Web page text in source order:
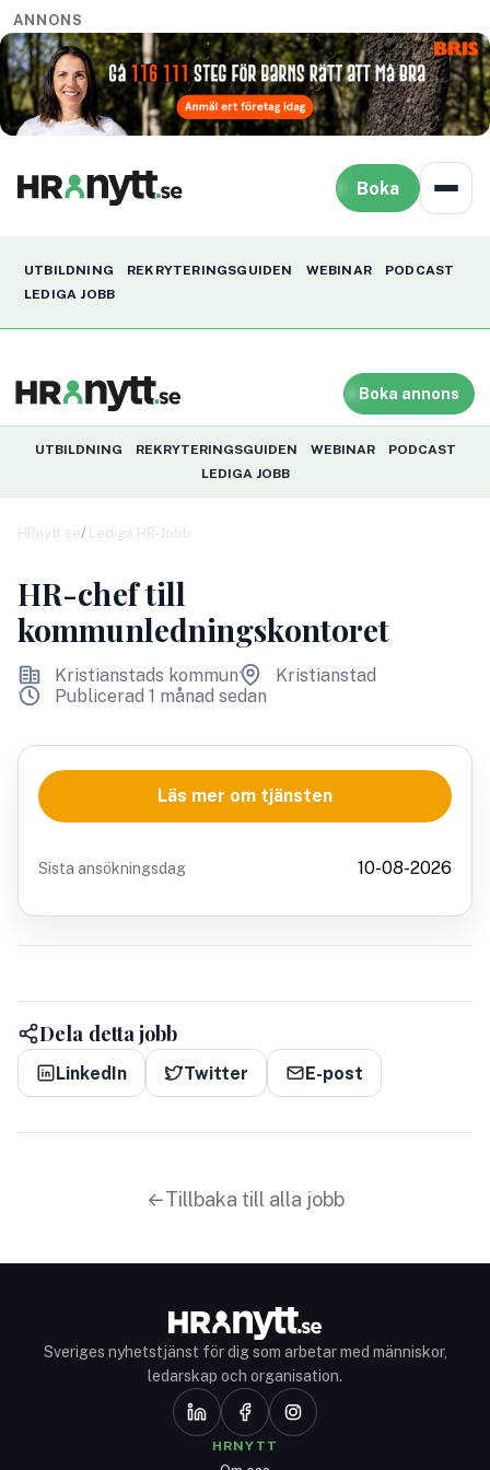
ANNONS
Boka
UTBILDNING REKRYTERINGSGUIDEN WEBINAR
PODCAST
LEDIGA JOBB
Boka annons
UTBILDNING REKRYTERINGSGUIDEN WEBINAR
PODCAST
LEDIGA JOBB
HRnytt.se Lediga HR-Jobb
HR-chef till
kommunledningskontoret
Kristianstads kommun
Kristianstad
Publicerad 1 månad sedan
Läs mer om tjänsten
Sista ansökningsdag 10-08-2026
Dela detta jobb
LinkedIn Twitter E-post
Tillbaka till alla jobb
Sveriges nyhetstjänst för dig som arbetar med människor,
ledarskap och organisation.
HRNYTT